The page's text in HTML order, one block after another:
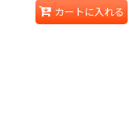
カートに入れる